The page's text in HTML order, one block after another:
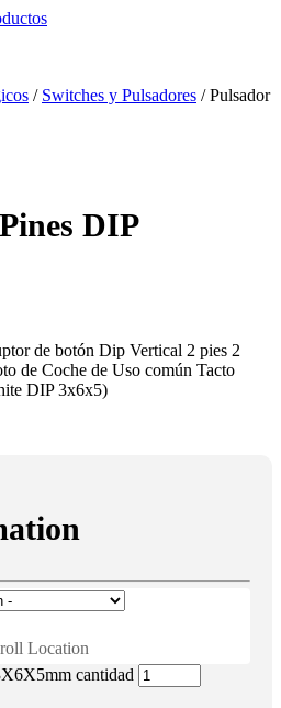
/ Switches y Pulsadores / Pulsador
DIP
de botón Dip Vertical 2 pies 2
de Coche de Uso común Tacto
DIP 3x6x5)
Location
cantidad